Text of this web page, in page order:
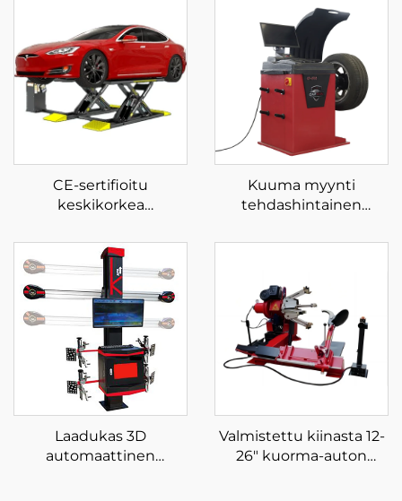
CE-sertifioitu
keskikorkea
saksinostin autoon
Kuuma myynti
tehdashintainen
laser ja kevyt
tasapainotin
Laadukas 3D
automaattinen
Valmistettu kiinasta 12-
26" kuorma-auton